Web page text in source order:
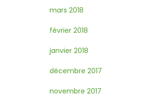
mars 2018
février 2018
janvier 2018
décembre 2017
novembre 2017